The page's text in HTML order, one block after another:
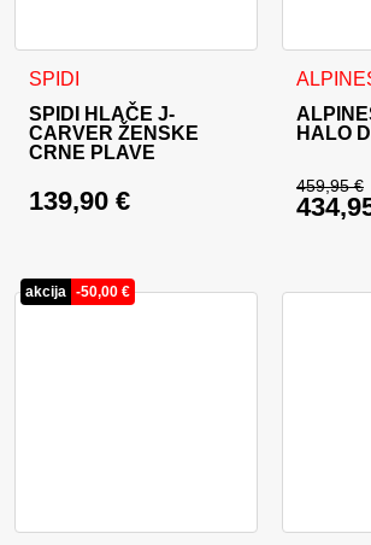
SPIDI
SPIDI HLAČE J-
CARVER ŽENSKE
CRNE PLAVE
139,90 €
Ovaj proizvod ima više varijanti. Opcije
HALO
459,95€
Ovaj
akcija -50,00 €